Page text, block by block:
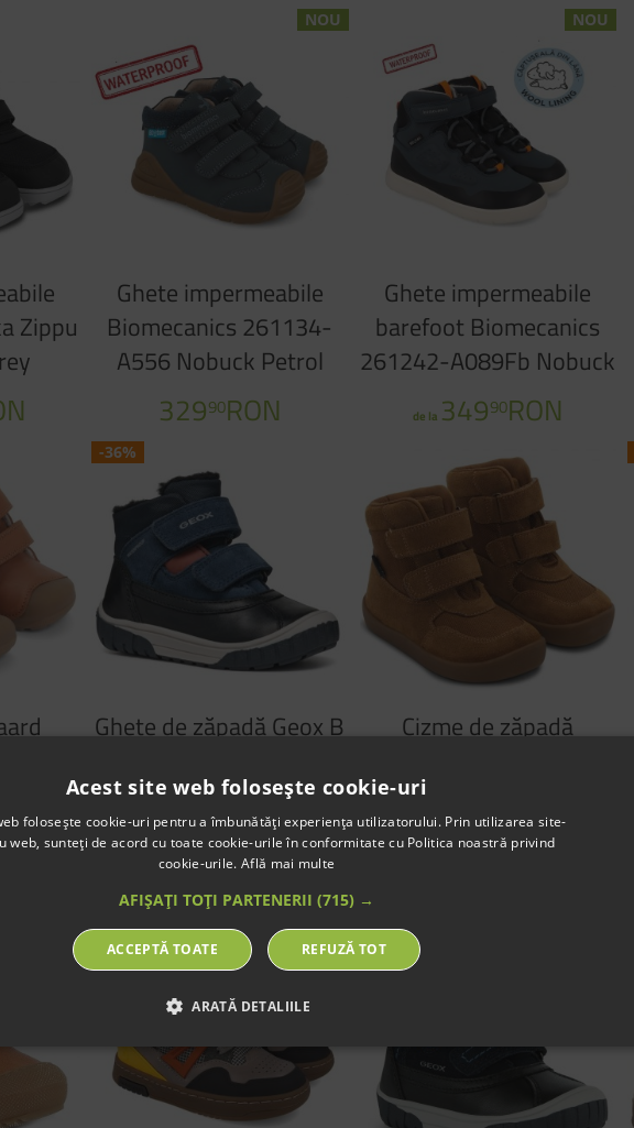
Zippu
NOU
Ghete impermeabile
Biomecanics 261134-
A556 Nobuck Petrol
32990RON
NOU
Ghete impermeabile
barefoot Biomecanics
261242-A089Fb Nobuck
Forro Borreguillo Azul
Marino
de la 34990RON
-36%
Ghete de zăpadă Geox B
022Fu C4429 Black
Navy
359 90RON
229 RON
Cizme de zăpadă
BG303288 Bobbie Tex
Tan
49990RON
NOU -36%
Acest site web folosește cookie-uri
folosește cookie-uri pentru a îmbunătăți experiența utilizatorului. Prin utilizarea site-
web, sunteți de acord cu toate cookie-urile în conformitate cu Politica noastră privind
cookie-urile. Află mai multe
AFIȘAȚI TOȚI PARTENERII (715) →
ACCEPTĂ TOATE REFUZĂ TOT
ARATĂ DETALIILE